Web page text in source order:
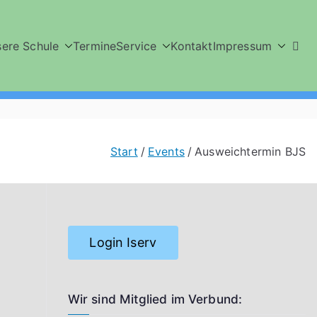
Schule TermineService KontaktImpressum
Start Events Ausweichtermin BJS
Login Iserv
Wir sind Mitglied im Verbund: